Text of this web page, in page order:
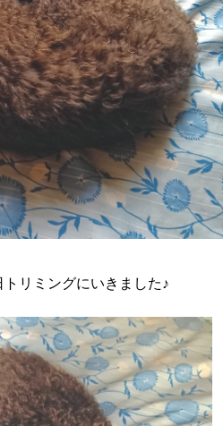
リミングにいきました♪